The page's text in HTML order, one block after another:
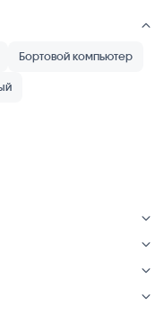
Бортовой компьютер